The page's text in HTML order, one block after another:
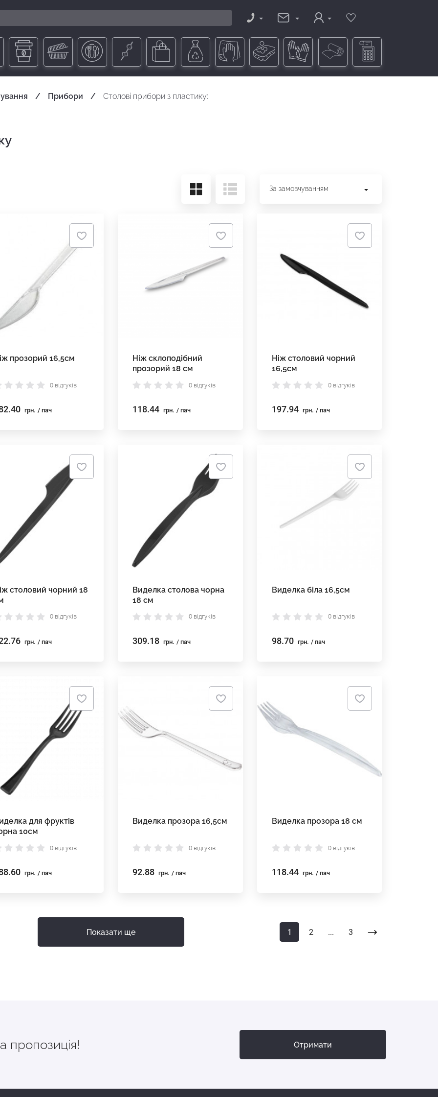
Прибори Столові прибори з пластику:
За замовчуванням
прозорий 16,5см
0 відгуків
грн. / пач
Ніж склоподібний
прозорий 18 см
0 відгуків
118.44 грн. / пач
Ніж столовий чорний
16,5см
0 відгуків
197.94 грн. / пач
столовий чорний 18
0 відгуків
грн. / пач
Виделка столова чорна
18 см
0 відгуків
309.18 грн. / пач
Виделка біла 16,5см
0 відгуків
98.70 грн. / пач
для фруктів
10cм
0 відгуків
грн. / пач
Виделка прозора 16,5см
0 відгуків
92.88 грн. / пач
Виделка прозора 18 см
0 відгуків
118.44 грн. / пач
Показати ще 1 2 ... 3
пропозиція! Отримати